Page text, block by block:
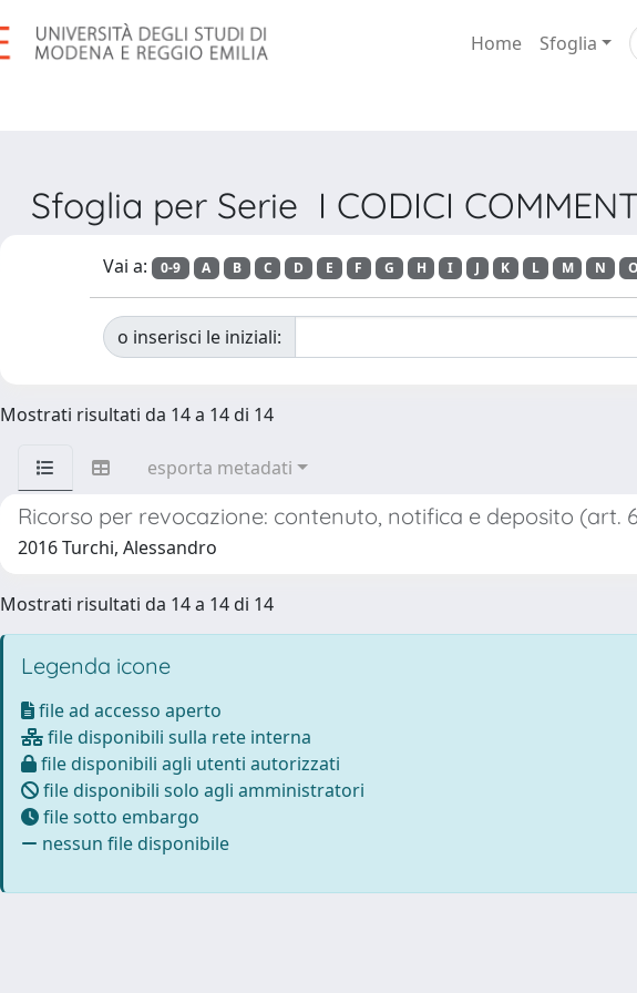
Home Sfoglia
Sfoglia per Serie I CODICI
Vai a: 0-9 A B C D E F G H I J K L M N O
o inserisci le iniziali:
Mostrati risultati da 14 a 14 di 14
esporta metadati
Ricorso per revocazione: contenuto, notifica e deposito (art.
2016 Turchi, Alessandro
Mostrati risultati da 14 a 14 di 14
Legenda icone
file ad accesso aperto
file disponibili sulla rete interna
file disponibili agli utenti autorizzati
file disponibili solo agli amministratori
file sotto embargo
nessun file disponibile